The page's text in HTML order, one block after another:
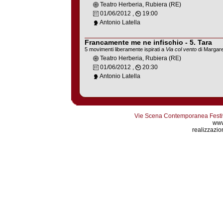
Teatro Herberia, Rubiera (RE)
01/06/2012 ,
19:00
Antonio Latella
Francamente me ne infischio - 5. Tara
5 movimenti liberamente ispirati a Via col vento di
Teatro Herberia, Rubiera (RE)
01/06/2012 ,
20:30
Antonio Latella
Vie Scena Contemporanea